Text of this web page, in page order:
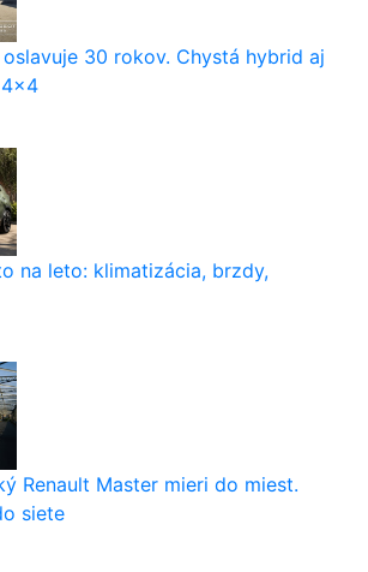
30 rokov. Chystá hybrid aj
na leto: klimatizácia, brzdy,
Renault Master mieri do miest.
siete